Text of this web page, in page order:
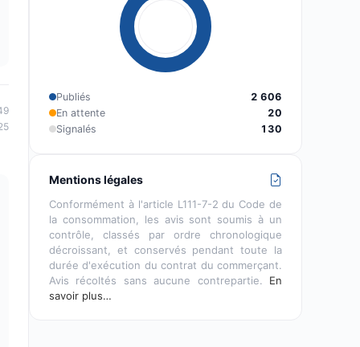
Publiés
2 606
En attente
20
Signalés
130
Mentions légales
Conformément à l'article L111-7-2 du Code de
la consommation, les avis sont soumis à un
contrôle, classés par ordre chronologique
décroissant, et conservés pendant toute la
durée d'exécution du contrat du commerçant.
Avis récoltés sans aucune contrepartie. En
savoir plus…